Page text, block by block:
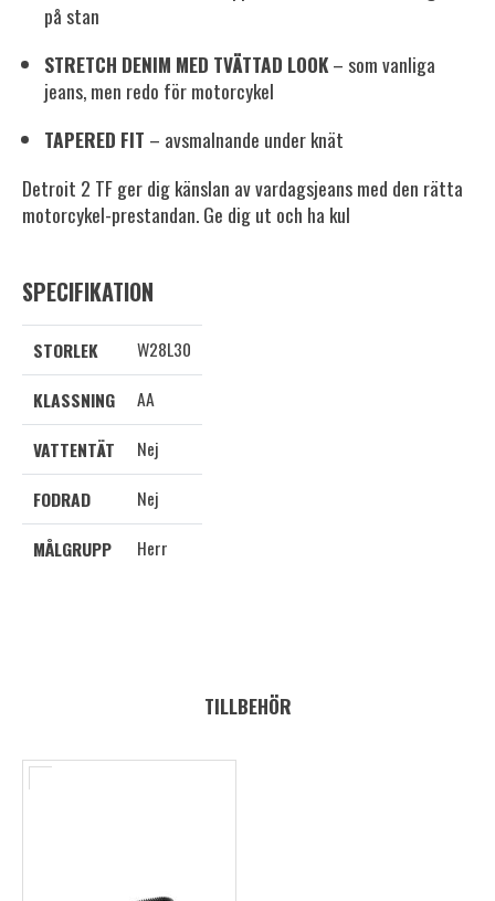
på stan
STRETCH DENIM MED TVÄTTAD LOOK– som vanliga
jeans, men redo för motorcykel
TAPERED FIT – avsmalnande under knät
Detroit 2 TF ger dig känslan av vardagsjeans med den rätta
motorcykel-prestandan. Ge dig ut och ha kul
SPECIFIKATION
STORLEK
W28L30
KLASSNING
AA
VATTENTÄT
Nej
FODRAD
Nej
MÅLGRUPP
Herr
TILLBEHÖR